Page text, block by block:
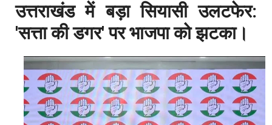
उत्तराखंड में बड़ा सियासी उलटफेर:
'सत्ता की डगर' पर भाजपा को झटका।